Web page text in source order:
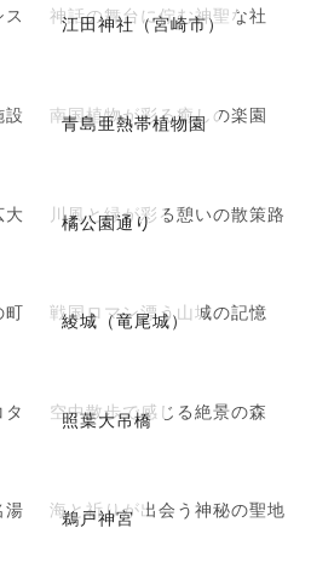
江田神社（宮崎市）
神話の舞台に佇む神聖な社
青島亜熱帯植物園
南国植物が彩る癒しの楽園
橘公園通り
川風と緑が彩る憩いの散策路
町 綾城（竜尾城）
戦国ロマン漂う山城の記憶
照葉大吊橋
空中散歩で感じる絶景の森
湯 鵜戸神宮
海と祈りが出会う神秘の聖地